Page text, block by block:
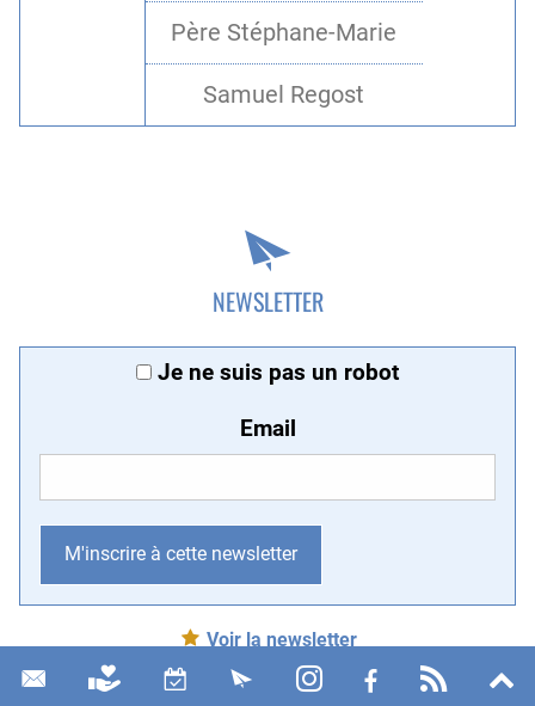
Père Stéphane-Marie
Samuel Regost
NEWSLETTER
Je ne suis pas un robot
Email
Voir la newsletter